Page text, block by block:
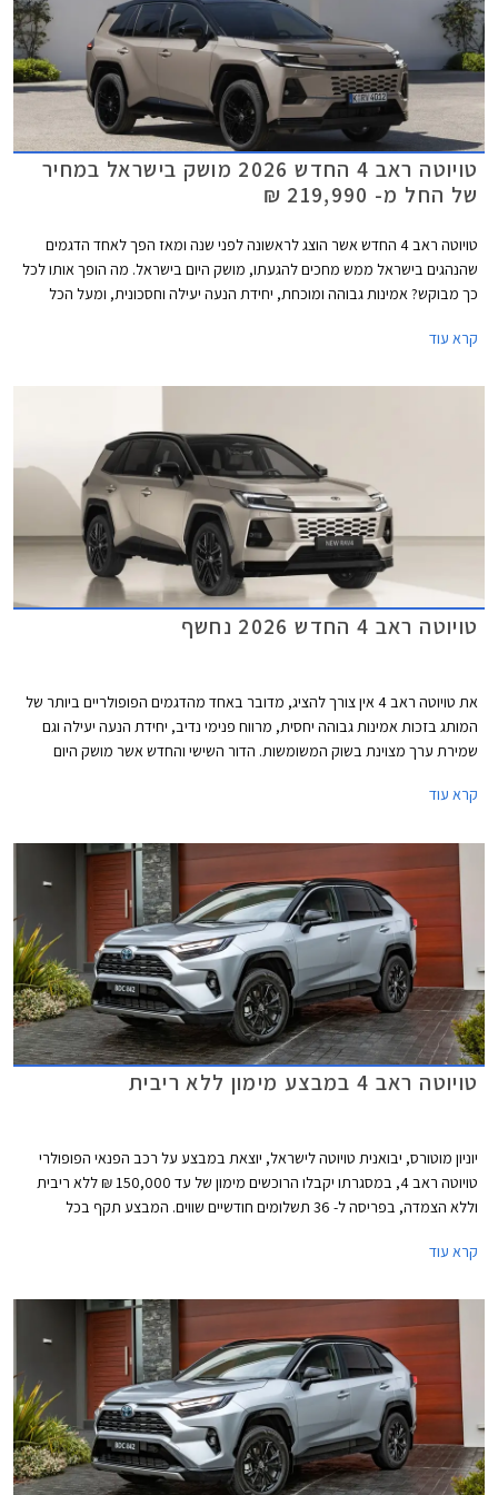
טויוטה ראב 4 החדש 2026 מושק בישראל במחיר
של החל מ- 219,990 ₪
טויוטה ראב 4 החדש אשר הוצג לראשונה לפני שנה ומאז הפך לאחד הדגמים
שהנהגים בישראל ממש מחכים להגעתו, מושק היום בישראל. מה הופך אותו לכל
כך מבוקש? אמינות גבוהה ומוכחת, יחידת הנעה יעילה וחסכונית, ומעל הכל
שוק תחרותי מאי פעם בו שולטים הסינים המציעים אבזור עשיר במחיר מפתה,
למרות מחיר יקר יחסית למתחרים, העומד על החל מ- 219,990 ₪.
קרא עוד
טויוטה ראב 4 החדש 2026 נחשף
את טויוטה ראב 4 אין צורך להציג, מדובר באחד מהדגמים הפופולריים ביותר של
המותג בזכות אמינות גבוהה יחסית, מרווח פנימי נדיב, יחידת הנעה יעילה וגם
שמירת ערך מצוינת בשוק המשומשות. הדור השישי והחדש אשר מושק היום
הצלחת קודמיו אך נראה כי טויוטה ציידה את הדגם בכלים הדרושים - רכב השומר
החדש צפוי להגיע לישראל ברבעון הראשון של שנת 2026.
קרא עוד
טויוטה ראב 4 במבצע מימון ללא ריבית
יוניון מוטורס, יבואנית טויוטה לישראל, יוצאת במבצע על רכב הפנאי הפופולרי
טויוטה ראב 4, במסגרתו יקבלו הרוכשים מימון של עד 150,000 ₪ ללא ריבית
וללא הצמדה, בפריסה ל- 36 תשלומים חודשיים שווים. המבצע תקף בכל
קרא עוד